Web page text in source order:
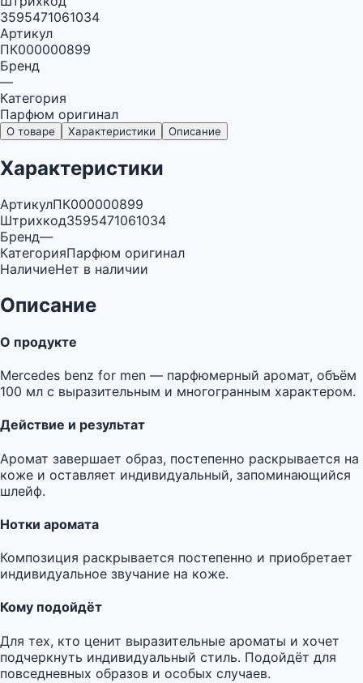
3595471061034
Артикул
ПК000000899
Бренд
—
Категория
Парфюм оригинал
О товаре Характеристики Описание
Характеристики
АртикулПК000000899
Штрихкод3595471061034
Бренд—
КатегорияПарфюм оригинал
НаличиеНет в наличии
Описание
О продукте
Mercedes benz for men — парфюмерный аромат, объём
100 мл с выразительным и многогранным характером.
Действие и результат
Аромат завершает образ, постепенно раскрывается на
коже и оставляет индивидуальный, запоминающийся
шлейф.
Нотки аромата
Композиция раскрывается постепенно и приобретает
индивидуальное звучание на коже.
Кому подойдёт
Для тех, кто ценит выразительные ароматы и хочет
подчеркнуть индивидуальный стиль. Подойдёт для
повседневных образов и особых случаев.